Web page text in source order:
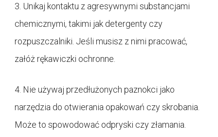
3. Unikaj kontaktu z agresywnymi substancjami
chemicznymi, takimi jak detergenty czy
rozpuszczalniki. Jeśli musisz z nimi pracować,
załóż rękawiczki ochronne.
4. Nie używaj przedłużonych paznokci jako
narzędzia do otwierania opakowań czy skrobania.
Może to spowodować odpryski czy złamania.